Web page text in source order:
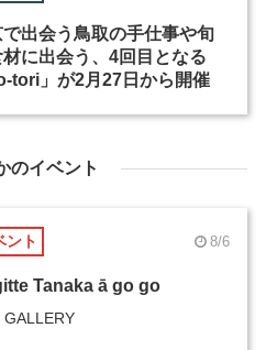
出会う鳥取の手仕事や旬
に出会う、4回目となる
tori」が2月27日から開催
のイベント
ント 8/6
Tanaka ā go go
GALLERY